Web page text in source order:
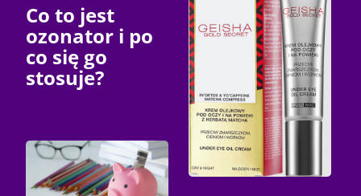
Co to jest
ozonator i po
co się go
stosuje?